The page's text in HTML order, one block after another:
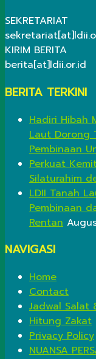
SEKRETARIAT
KIRIM BERITA
berita[at]ldii.or.id
BERITA TERKINI
Hadiri Hibah
Laut Dorong
Pembinaan
Perkuat
Silaturahim
LDII Tanah
Pembinaan
Rentan
NAVIGASI
Home
Contact
Jadwal Salat
Hitung Zakat
Privacy Policy
NUANSA